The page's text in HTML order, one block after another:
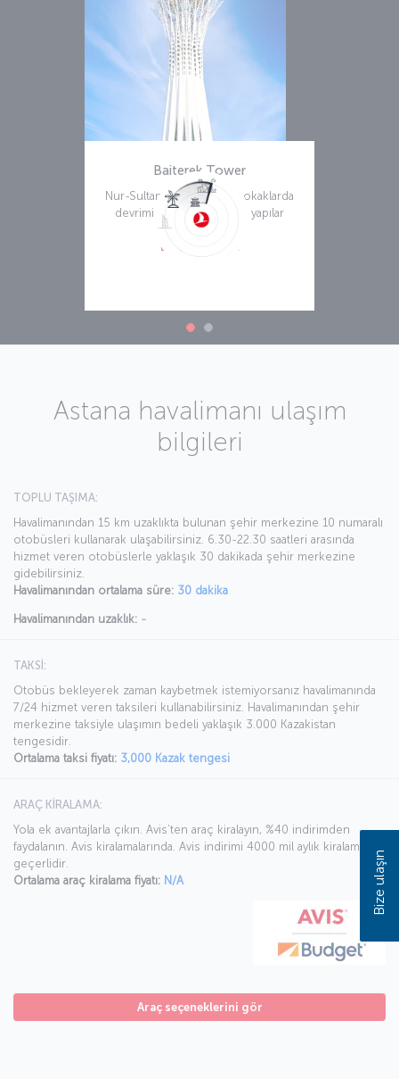
Baiterek Tower
Nur-Sultan’da gezerken sokaklarda
devrimizin çok ötesinde yapılar
görebileceğinizi
Daha fazla bilgi
Astana havalimanı ulaşım
bilgileri
TOPLU TAŞIMA:
Havalimanından 15 km uzaklıkta bulunan şehir merkezine 10 numaralı
otobüsleri kullanarak ulaşabilirsiniz. 6.30-22.30 saatleri arasında
hizmet veren otobüslerle yaklaşık 30 dakikada şehir merkezine
gidebilirsiniz.
Havalimanından ortalama süre: 30 dakika
Havalimanından uzaklık: -
TAKSİ:
Otobüs bekleyerek zaman kaybetmek istemiyorsanız havalimanında
7/24 hizmet veren taksileri kullanabilirsiniz. Havalimanından şehir
merkezine taksiyle ulaşımın bedeli yaklaşık 3.000 Kazakistan
tengesidir.
Ortalama taksi fiyatı: 3,000 Kazak tengesi
ARAÇ KİRALAMA:
Yola ek avantajlarla çıkın. Avis’ten araç kiralayın, %40 indirimden
faydalanın. Avis kiralamalarında. Avis indirimi 4000 mil aylık kiralamada
geçerlidir.
Ortalama araç kiralama fiyatı: N/A
Araç seçeneklerini gör
Bize ulaşın